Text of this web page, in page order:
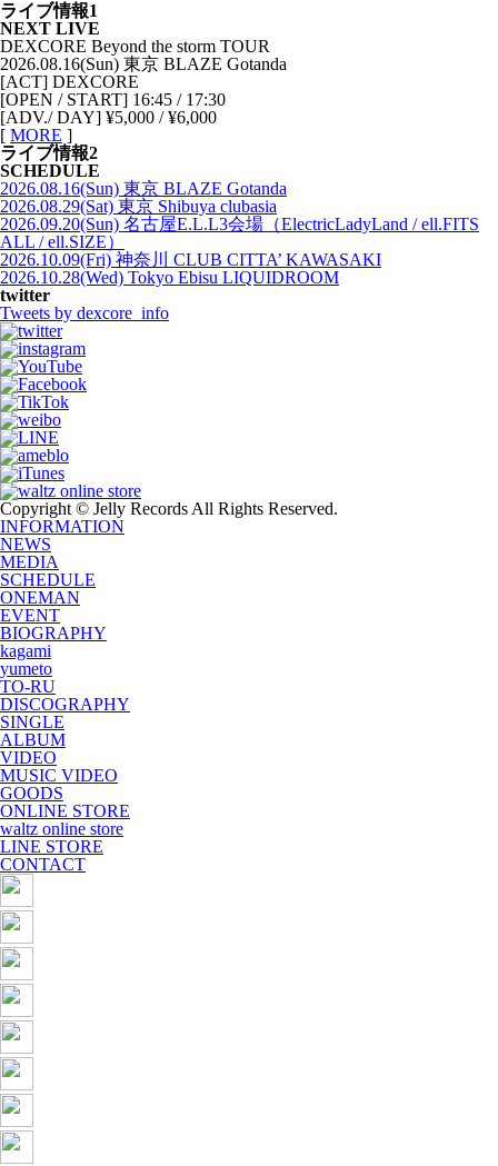
ライブ情報1
NEXT LIVE
DEXCORE Beyond the storm TOUR
2026.08.16(Sun) 東京 BLAZE Gotanda
[ACT] DEXCORE
[OPEN / START] 16:45 / 17:30
[ADV./ DAY] ¥5,000 / ¥6,000
[ MORE ]
ライブ情報2
SCHEDULE
2026.08.16(Sun) 東京 BLAZE Gotanda
2026.08.29(Sat) 東京 Shibuya clubasia
2026.09.20(Sun) 名古屋E.L.L3会場（ElectricLadyLand / ell.FITS
ALL / ell.SIZE）
2026.10.09(Fri) 神奈川 CLUB CITTA’ KAWASAKI
2026.10.28(Wed) Tokyo Ebisu LIQUIDROOM
twitter
Tweets by dexcore_info
Copyright © Jelly Records All Rights Reserved.
INFORMATION
NEWS
MEDIA
SCHEDULE
ONEMAN
EVENT
BIOGRAPHY
kagami
yumeto
TO-RU
DISCOGRAPHY
SINGLE
ALBUM
VIDEO
MUSIC VIDEO
GOODS
ONLINE STORE
waltz online store
LINE STORE
CONTACT